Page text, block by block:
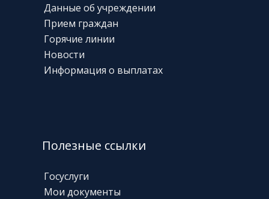
Данные об учреждении
Прием граждан
Горячие линии
Новости
Информация о выплатах
Полезные ссылки
Госуслуги
Мои документы